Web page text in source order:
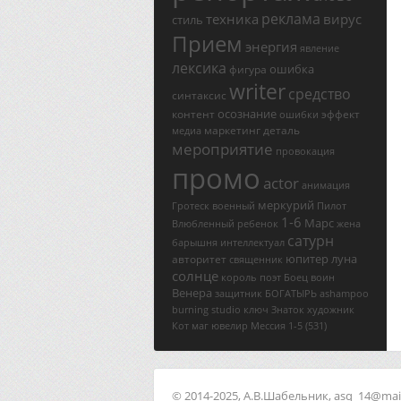
стиль техника реклама вирус
Прием энергия явление
лексика фигура ошибка
синтаксис writerсредство
контент осознание ошибки эффект
медиа маркетингдеталь
мероприятие провокация
промо actor анимация
Гротеск военный меркурий Пилот
Влюбленный ребенок 1-6 Марс жена
барышня интеллектуал сатурн
авторитет священник юпитер луна
солнце король поэт Боец воин
Венера защитник БОГАТЫРЬ ashampoo
burning studio ключ Знаток художник
Кот маг ювелир Мессия 1-5 (531)
© 2014-2025, А.В.Шабельник,